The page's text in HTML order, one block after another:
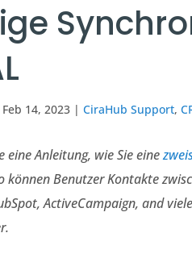
Feb 14, 2023 |CiraHub Support,
eine Anleitung, wie Sie eine
können Benutzer Kontakte
ActiveCampaign, and